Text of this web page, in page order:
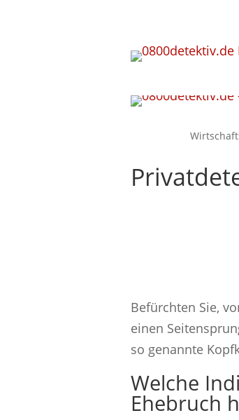
Befürchten Sie,
einen
so genannte
Welche
Ehebruch